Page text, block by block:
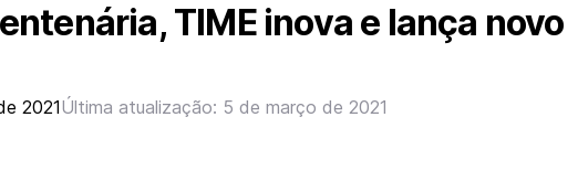
TIME inova e lança novo
2021Última atualização: 5 de março de 2021